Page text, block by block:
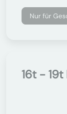
Nur für
16t -